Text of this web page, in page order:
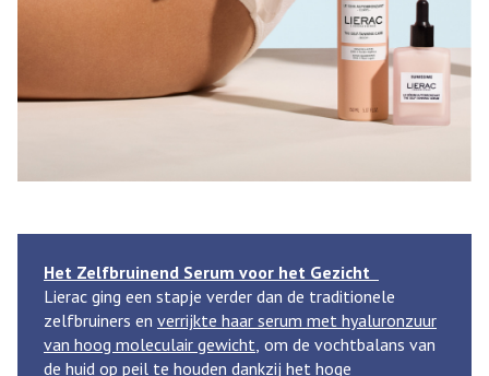
Het Zelfbruinend Serum voor het Gezicht
Lierac ging een stapje verder dan de traditionele
zelfbruiners en verrijkte haar serum met hyaluronzuur
van hoog moleculair gewicht , om de vochtbalans van
de huid op peil te houden dankzij het hoge